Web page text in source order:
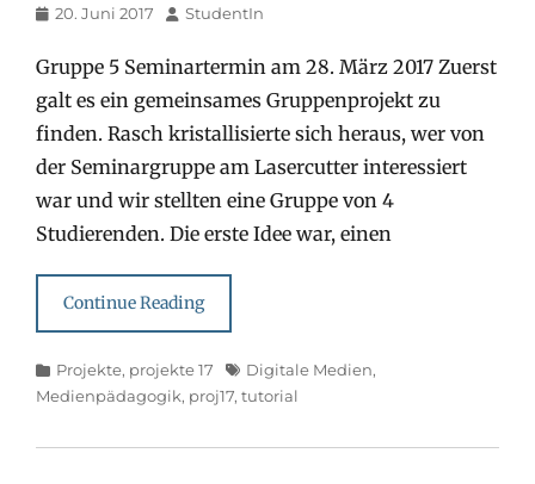
Posted
20. Juni 2017 Author
StudentIn
Gruppe 5 Seminartermin am 28. März 2017 Zuerst
galt es ein gemeinsames Gruppenprojekt zu
finden. Rasch kristallisierte sich heraus, wer von
der Seminargruppe am Lasercutter interessiert
war und wir stellten eine Gruppe von 4
Studierenden. Die erste Idee war, einen
Continue Reading
Categories
Projekte, projekte 17 TagsDigitale Medien,
Medienpädagogik, proj17, tutorial